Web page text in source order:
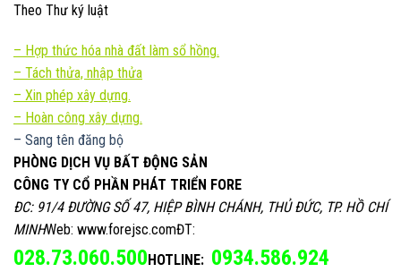
Theo Thư ký luật
– Hợp thức hóa nhà đất làm sổ hồng.
– Tách thửa, nhập thửa
– Xin phép xây dựng.
– Hoàn công xây dựng.
– Sang tên đăng bộ
PHÒNG DỊCH VỤ BẤT ĐỘNG SẢN
CÔNG TY CỔ PHẦN PHÁT TRIỂN FORE
ĐC: 91/4 ĐƯỜNG SỐ 47, HIỆP BÌNH CHÁNH, THỦ ĐỨC, TP. HỒ CHÍ
MINHWeb: www.forejsc.comĐT:
028.73.060.500 HOTLINE: 0934.586.924